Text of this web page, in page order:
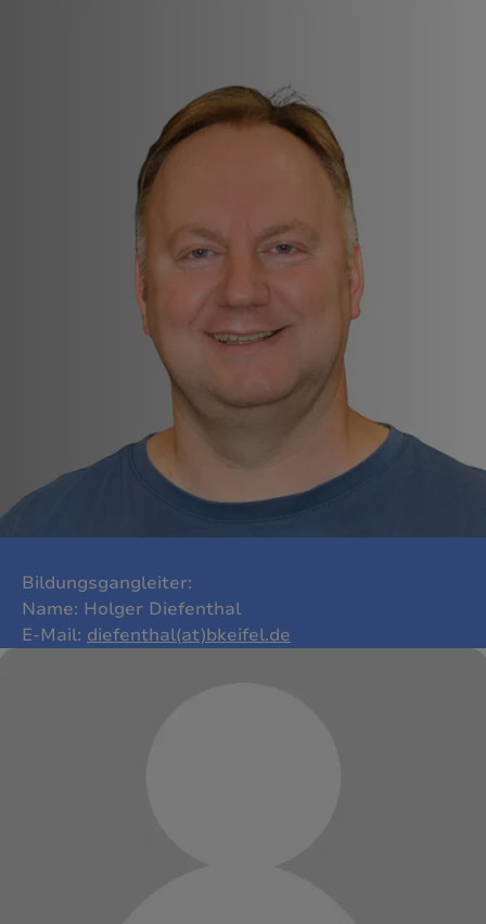
Bildungsgangleiter:
Name: Holger Diefenthal
E-Mail: diefenthal(at)bkeifel.de